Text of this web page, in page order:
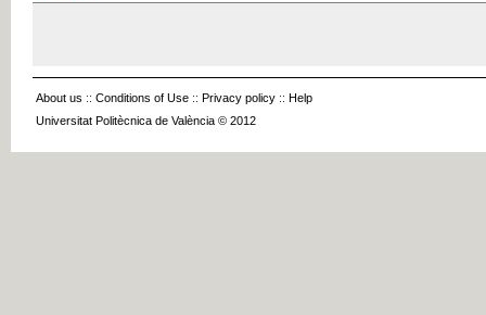
About us :: Conditions of Use :: Privacy policy :: Help
Universitat Politècnica de València © 2012